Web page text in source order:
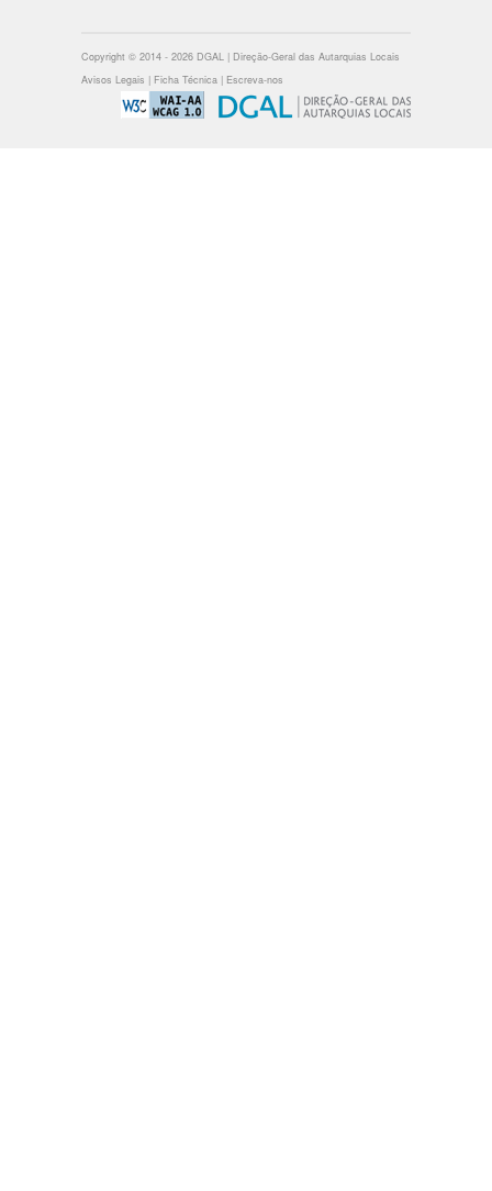
Copyright © 2014 - 2026 DGAL | Direção-Geral das Autarquias Locais
Avisos Legais | Ficha Técnica | Escreva-nos